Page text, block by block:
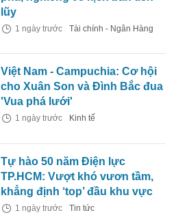
lũy
1 ngày trước Tài chính - Ngân Hàng
Việt Nam - Campuchia: Cơ hội
cho Xuân Son và Đình Bắc đua
'Vua phá lưới'
1 ngày trước Kinh tế
Tự hào 50 năm Điện lực
TP.HCM: Vượt khó vươn tầm,
khẳng định ‘top’ đầu khu vực
1 ngày trước Tin tức